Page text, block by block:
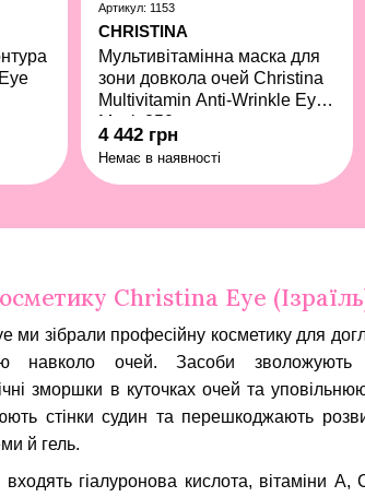
Christina Eye
ми зібрали професійну косметику для
навколо очей. Засоби зволожують
зморшки в куточках очей та
стінки судин та перешкоджають
й гель.
гіалуронова кислота, вітаміни
Артикул: 1153
CHRISTINA
Мультивітамінна маска для
зони довкола очей Christina
Multivitamin Anti-Wrinkle Eye
Mask 250 мл
4 442 грн
Немає в наявності